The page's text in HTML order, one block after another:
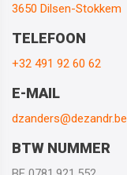
3650 Dilsen-Stokkem
TELEFOON
+32 491 92 60 62
E-MAIL
dzanders@dezandr.be
BTW NUMMER